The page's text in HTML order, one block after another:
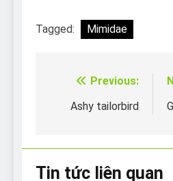
Tagged: Mimidae
Điều
hướng
Previous:
Ashy tailorbird
Tin tức liên quan